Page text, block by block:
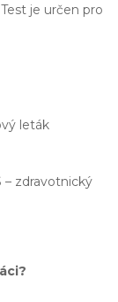
je určen pro
leták
– zdravotnický